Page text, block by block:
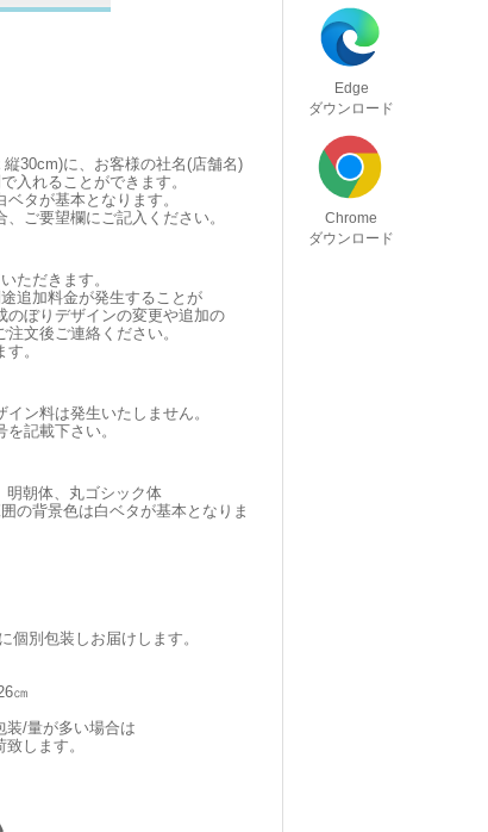
Edge
ダウンロード
Chrome
ダウンロード
30cm)に、お客様の社名(店舗名)
入れることができます。
タが基本となります。
ご要望欄にご記入ください。
ただきます。
追加料金が発生することが
のぼりデザインの変更や追加の
文後ご連絡ください。
。
ン料は発生いたしません。
記載下さい。
明朝体、丸ゴシック体
の背景色は白ベタが基本となりま
個別包装しお届けします。
㎝
装/量が多い場合は
します。